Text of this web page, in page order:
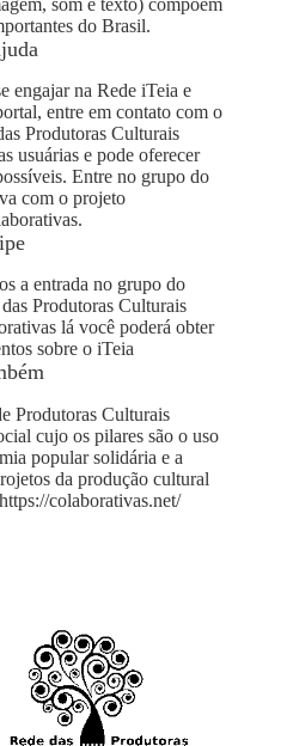
do Brasil.
engajar na Rede iTeia e
entre em contato com o
Produtoras Culturais
usuárias e pode oferecer
Entre no grupo do
com o projeto
.
a entrada no grupo do
Produtoras Culturais
lá você poderá obter
sobre o iTeia
Produtoras Culturais
cujo os pilares são o uso
popular solidária e a
da produção cultural
https://colaborativas.net/